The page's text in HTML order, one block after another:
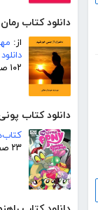
دانلود کتاب
از:
۱۰۲ صفحه
دانلود کتاب
۲۳ صفحه